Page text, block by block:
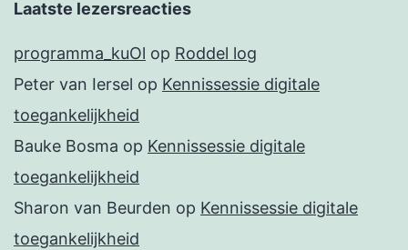
Laatste lezersreacties
programma_kuOl op Roddel log
Peter van Iersel op Kennissessie digitale
toegankelijkheid
Bauke Bosma op Kennissessie digitale
toegankelijkheid
Sharon van Beurden op Kennissessie digitale
toegankelijkheid